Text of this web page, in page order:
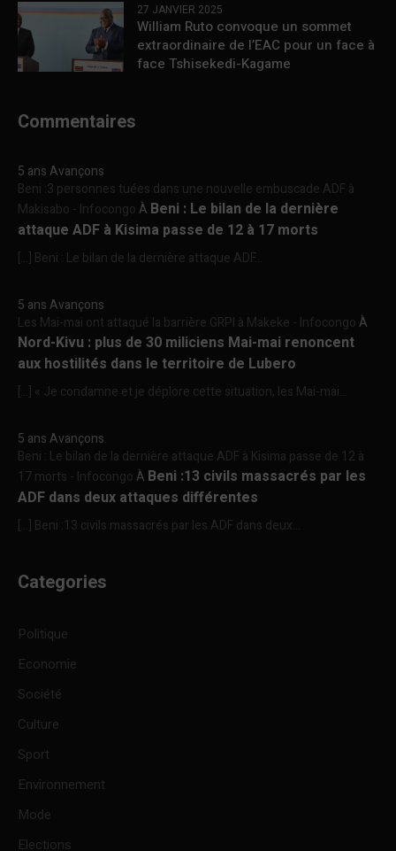
27 JANVIER 2025
William Ruto convoque un sommet
extraordinaire de l’EAC pour un face à
face Tshisekedi-Kagame
Commentaires
5 ans Avançons
Beni :3 personnes tuées dans une nouvelle embuscade ADF à
Makisabo - InfocongoÀ Beni : Le bilan de la dernière
attaque ADF à Kisima passe de 12 à 17 morts
[…] Beni : Le bilan de la dernière attaque ADF...
5 ans Avançons
Les Mai-mai ont attaqué la barrière GRPI à Makeke - InfocongoÀ
Nord-Kivu : plus de 30 miliciens Mai-mai renoncent
aux hostilités dans le territoire de Lubero
[…] « Je condamne et je déplore cette situation, les Mai-mai...
5 ans Avançons
Beni : Le bilan de la dernière attaque ADF à Kisima passe de 12 à
17 morts - InfocongoÀ Beni :13 civils massacrés par les
ADF dans deux attaques différentes
[…] Beni :13 civils massacrés par les ADF dans deux...
Categories
Politique
Economie
Société
Culture
Sport
Environnement
Mode
Elections